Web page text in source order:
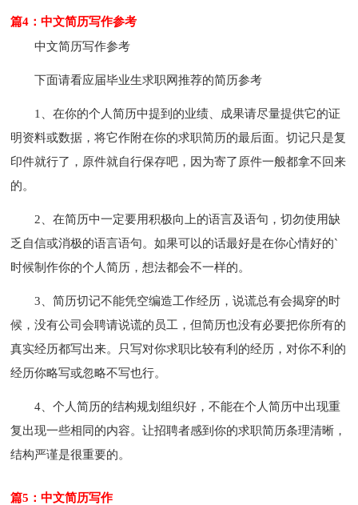
篇4：中文简历写作参考
中文简历写作参考
下面请看应届毕业生求职网推荐的简历参考
1、在你的个人简历中提到的业绩、成果请尽量提供它的证
明资料或数据，将它作附在你的求职简历的最后面。切记只是复
印件就行了，原件就自行保存吧，因为寄了原件一般都拿不回来
的。
2、在简历中一定要用积极向上的语言及语句，切勿使用缺
乏自信或消极的语言语句。如果可以的话最好是在你心情好的`
时候制作你的个人简历，想法都会不一样的。
3、简历切记不能凭空编造工作经历，说谎总有会揭穿的时
候，没有公司会聘请说谎的员工，但简历也没有必要把你所有的
真实经历都写出来。只写对你求职比较有利的经历，对你不利的
经历你略写或忽略不写也行。
4、个人简历的结构规划组织好，不能在个人简历中出现重
复出现一些相同的内容。让招聘者感到你的求职简历条理清晰，
结构严谨是很重要的。
篇5：中文简历写作